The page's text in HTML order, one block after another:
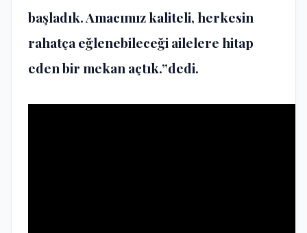
başladık. Amacımız kaliteli, herkesin
rahatça eğlenebileceği ailelere hitap
eden bir mekan açtık.”dedi.